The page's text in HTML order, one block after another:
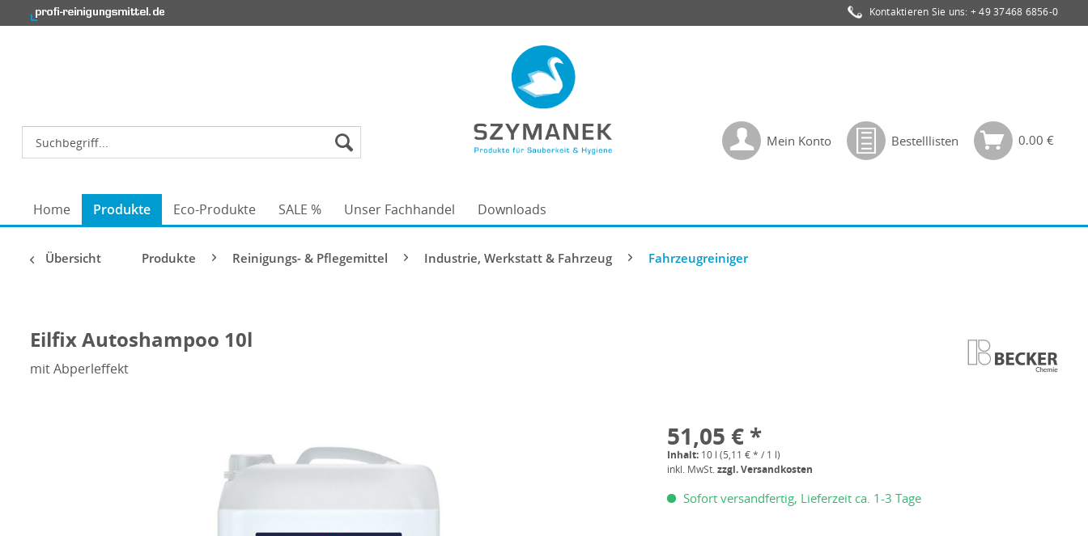
Kontaktieren Sie uns: + 49 37468 6856-0
Mein Konto Bestelllisten 0,00 €
Home Produkte Eco-Produkte SALE % Unser Fachhandel Downloads
Übersicht Produkte Reinigungs- & Pflegemittel Industrie, Werkstatt & Fahrzeug Fahrzeugreiniger
Eilfix Autoshampoo 10l
mit Abperleffekt
51,05 € *
Inhalt: 10 l (5,11 € * / 1 l)
inkl. MwSt.zzgl. Versandkosten
Sofort versandfertig, Lieferzeit ca. 1-3 Tage